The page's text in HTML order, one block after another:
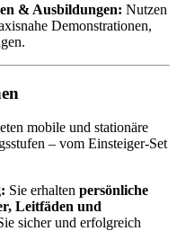
& Ausbildungen: Nutzen
Demonstrationen,
mobile und stationäre
– vom Einsteiger-Set
Sie erhalten persönliche
Leitfäden und
sicher und erfolgreich